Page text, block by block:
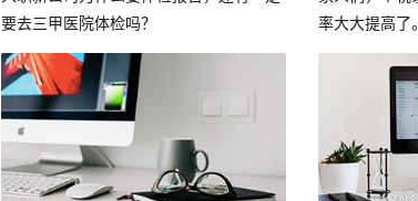
要去三甲医院体检吗？
率大大提高了。